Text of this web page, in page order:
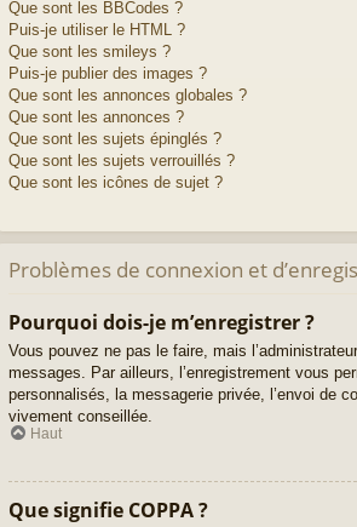
Que sont les BBCodes ?
Puis-je utiliser le HTML ?
Que sont les smileys ?
Puis-je publier des images ?
Que sont les annonces globales ?
Que sont les annonces ?
Que sont les sujets épinglés ?
Que sont les sujets verrouillés ?
Que sont les icônes de sujet ?
Problèmes de connexion et
Pourquoi dois-je m’enregistrer ?
Vous pouvez ne pas le faire, mais
messages. Par ailleurs, l’enregistrement vous
personnalisés, la messagerie privée, l’envoi de
vivement conseillée.
Haut
Que signifie COPPA ?